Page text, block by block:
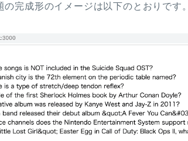
の完成形のイメージは以下のとおりです。